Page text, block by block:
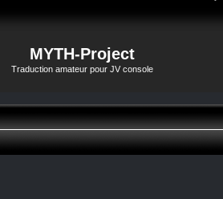
MYTH-Project
Traduction amateur pour JV console